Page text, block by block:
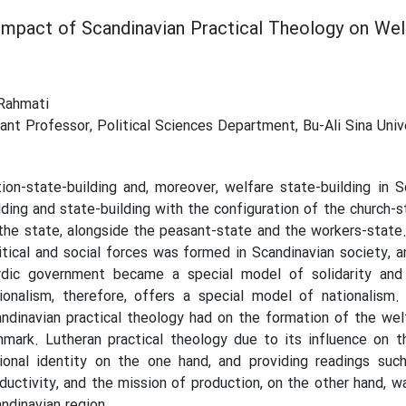
of Scandinavian Practical Theology on
Professor, Political Sciences Department, Bu-Ali Sina
state-building and, moreover, welfare state-building in
and state-building with the configuration of the
state, alongside the peasant-state and the workers-
and social forces was formed in Scandinavian
government became a special model of solidarity
therefore, offers a special model of
practical theology had on the formation of the
Lutheran practical theology due to its influence
identity on the one hand, and providing readings
and the mission of production, on the other hand,